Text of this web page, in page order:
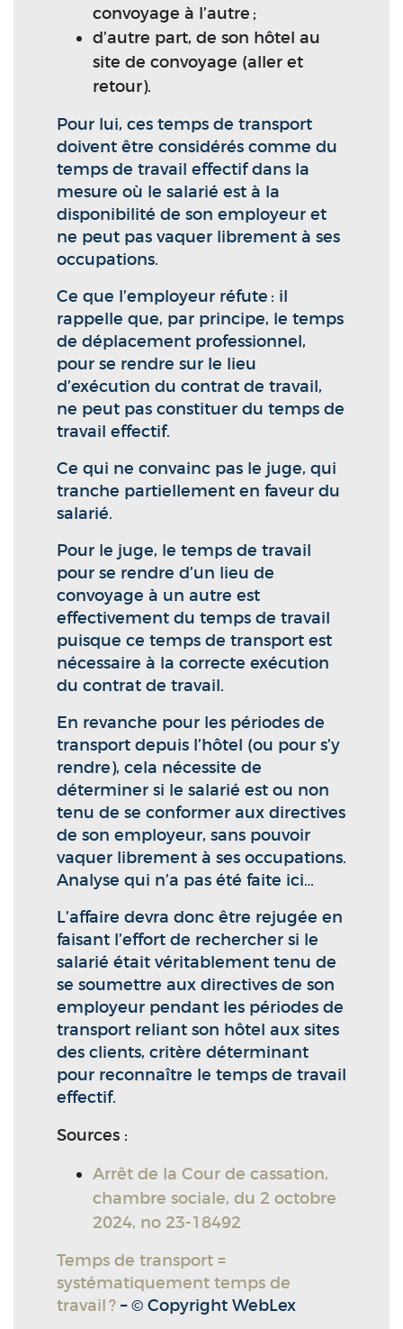
convoyage à l’autre ;
d’autre part, de son hôtel au
site de convoyage (aller et
retour).
Pour lui, ces temps de transport
doivent être considérés comme du
temps de travail effectif dans la
mesure où le salarié est à la
disponibilité de son employeur et
ne peut pas vaquer librement à ses
occupations.
Ce que l’employeur réfute : il
rappelle que, par principe, le temps
de déplacement professionnel,
pour se rendre sur le lieu
d’exécution du contrat de travail,
ne peut pas constituer du temps de
travail effectif.
Ce qui ne convainc pas le juge, qui
tranche partiellement en faveur du
salarié.
Pour le juge, le temps de travail
pour se rendre d’un lieu de
convoyage à un autre est
effectivement du temps de travail
puisque ce temps de transport est
nécessaire à la correcte exécution
du contrat de travail.
En revanche pour les périodes de
transport depuis l’hôtel (ou pour s’y
rendre), cela nécessite de
déterminer si le salarié est ou non
tenu de se conformer aux directives
de son employeur, sans pouvoir
vaquer librement à ses occupations.
Analyse qui n’a pas été faite ici…
L’affaire devra donc être rejugée en
faisant l’effort de rechercher si le
salarié était véritablement tenu de
se soumettre aux directives de son
employeur pendant les périodes de
transport reliant son hôtel aux sites
des clients, critère déterminant
pour reconnaître le temps de travail
effectif.
Sources :
Arrêt de la Cour de cassation,
chambre sociale, du 2 octobre
2024, no 23-18492
Temps de transport =
systématiquement temps de
travail ? – © Copyright WebLex